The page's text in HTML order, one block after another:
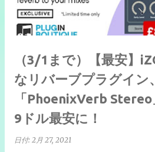
（3/1まで）【最安】
なリバーブプラグイン、
「PhoenixVerb
9ドル最安に！
日付: 2月 27, 2021